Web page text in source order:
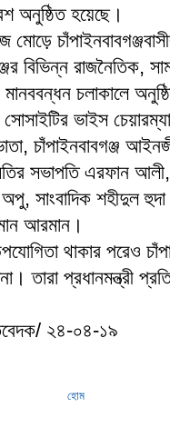
অনুষ্ঠিত হয়েছে।
মোড়ে
বিভিন্ন রাজনৈতিক,
মানববন্ধন চলাকালে
সোসাইটির ভাইস
চাঁপাইনবাবগঞ্জ
সভাপতি এরফান আলী,
সাংবাদিক শহীদুল
আরমান।
থাকার পরেও
তারা প্রধানমন্ত্রী
২৪-০৪-১৯
হোম